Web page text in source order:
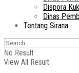
Dispora
Dinas
Tentang Sirana
No Result
View All Result